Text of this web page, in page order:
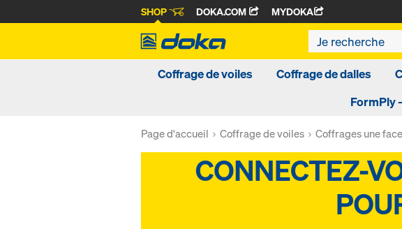
SHOP DOKA.COM MYDOKA
Coffrage de voiles Coffrage de dalles
FormPly
Page d'accueil Coffrage de voiles Coffrages une face